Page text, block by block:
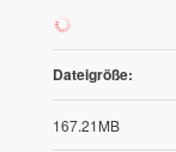
1
Dateigröße:
167.21MB